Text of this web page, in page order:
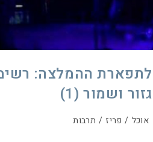
לתפארת ההמלצה:
גזור ושמור (1)
אוכל / פריז / תרבות